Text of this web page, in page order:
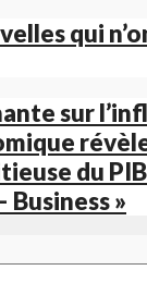
qui
sur
du
Business »